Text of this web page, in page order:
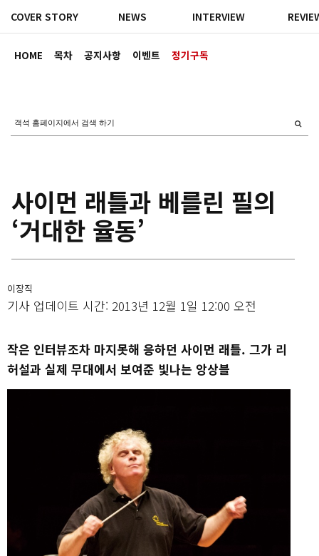
HOME 목차 공지사항 이벤트 정기구독
COVER STORY NEWS INTERVIEW
사이먼 래틀과 베를린 필의
‘거대한 율동’
이장직
기사 업데이트 시간: 2013년 12월 1일 12:00 오전
작은 인터뷰조차 마지못해 응하던 사이먼 래틀. 그가 리
허설과 실제 무대에서 보여준 빛나는 앙상블